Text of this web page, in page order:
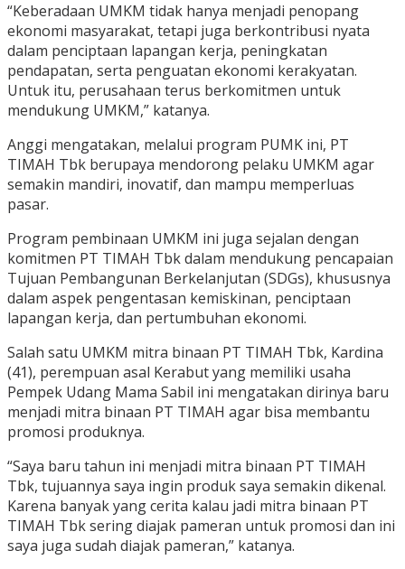
“Keberadaan UMKM tidak hanya menjadi penopang
ekonomi masyarakat, tetapi juga berkontribusi nyata
dalam penciptaan lapangan kerja, peningkatan
pendapatan, serta penguatan ekonomi kerakyatan.
Untuk itu, perusahaan terus berkomitmen untuk
mendukung UMKM,” katanya.
Anggi mengatakan, melalui program PUMK ini, PT
TIMAH Tbk berupaya mendorong pelaku UMKM agar
semakin mandiri, inovatif, dan mampu memperluas
pasar.
Program pembinaan UMKM ini juga sejalan dengan
komitmen PT TIMAH Tbk dalam mendukung pencapaian
Tujuan Pembangunan Berkelanjutan (SDGs), khususnya
dalam aspek pengentasan kemiskinan, penciptaan
lapangan kerja, dan pertumbuhan ekonomi.
Salah satu UMKM mitra binaan PT TIMAH Tbk, Kardina
(41), perempuan asal Kerabut yang memiliki usaha
Pempek Udang Mama Sabil ini mengatakan dirinya baru
menjadi mitra binaan PT TIMAH agar bisa membantu
promosi produknya.
“Saya baru tahun ini menjadi mitra binaan PT TIMAH
Tbk, tujuannya saya ingin produk saya semakin dikenal.
Karena banyak yang cerita kalau jadi mitra binaan PT
TIMAH Tbk sering diajak pameran untuk promosi dan ini
saya juga sudah diajak pameran,” katanya.